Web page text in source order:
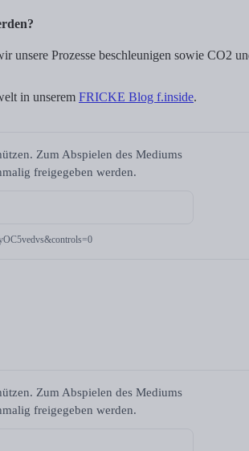
Prozesse beschleunigen sowie CO2
in unserem FRICKE Blog f.inside.
Zum Abspielen des Mediums
freigegeben werden.
Zum Abspielen des Mediums
freigegeben werden.